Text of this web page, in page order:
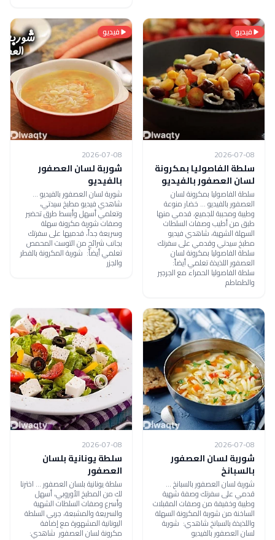
فيديو
2026-07-08
سلطة الفاصوليا بمكرونة
لسان العصفور بالفيديو
سلطة الفاصوليا بمكرونة لسان
العصفور بالفيديو ... خضار منوعة
وطيبة ومحببة للجميع، قدمي منها
طبق من أطيب وصفات السلطات
السهلة الشهية، شاهدي فيديو
مطبخ سيدتي وقدمي على سفرتك
سلطة الفاصوليا بمكرونة لسان
العصفور اللذيذة تعلمي أيضاً:
سلطة الفاصوليا الحمراء مع الجرجير
والطماطم
فيديو
2026-07-08
شوربة لسان العصفور
بالفيديو
شوربة لسان العصفور بالفيديو ...
شاهدي فيديو مطبخ سيدتي،
وتعلمي أسهل وأبسط طرق تحضير
وصفات شوربة مكرونة سهلة
وسريعة جداً، قدميها على سفرتك
بجانب شرائح من التوست المحمص
تعلمي أيضاً: شوربة المكرونة بالفطر
والجزر
2026-07-08
شوربة لسان العصفور
بالسبانخ
شوربة لسان العصفور بالسبانخ ...
قدمي على سفرتك وصفة شهية
وطيبة وخفيفة من وصفات المقبلات
الساخنة من شوربة المكرونة السهلة
واللذيذة بالسبانخ شاهدي: شوربة
لسان العصفور بالفيديو
2026-07-08
سلطة يونانية بلسان
العصفور
سلطة يونانية بلسان العصفور ... اخترنا
لك من المطبخ الأوروبي، أسهل
وأسرع وصفات السلطات الشهية
والسريعة والمشبعة، جربي السلطة
اليونانية المشهورة مع إضافة
مكرونة لسان العصفور شاهدي: